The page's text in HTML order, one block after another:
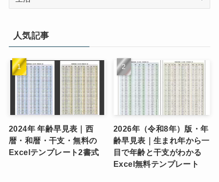
ー
人気記事
2024年 年齢早見表｜西
暦・和暦・干支・無料の
Excelテンプレート2書式
2026年（令和8年）版・年
齢早見表｜生まれ年から一
目で年齢と干支がわかる
Excel無料テンプレート